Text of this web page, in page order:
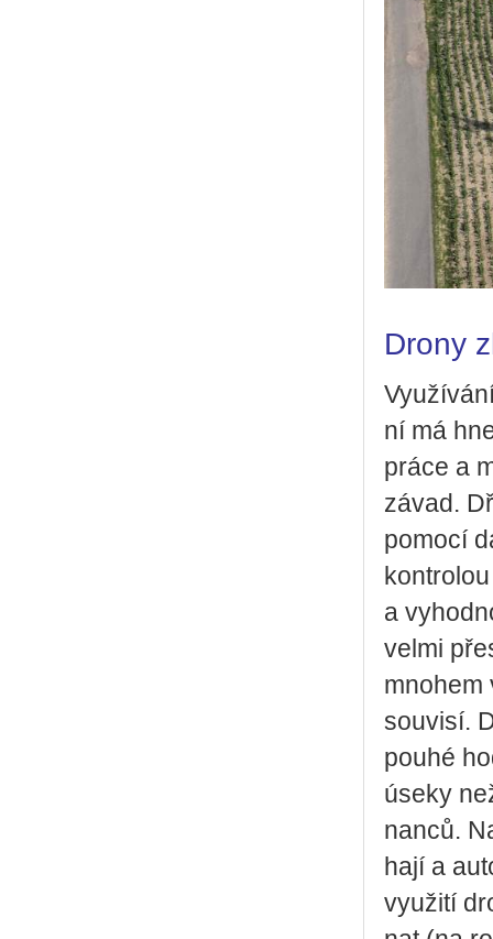
Drony
ní má
práce a
závad.
po­mo­cí
a
velmi
mno­hem
sou­vi­sí.
pouhé
úseky
nan­ců.
ha­jí a
vy­u­ži­tí